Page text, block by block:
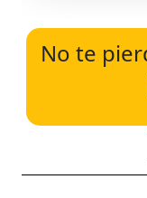
No te